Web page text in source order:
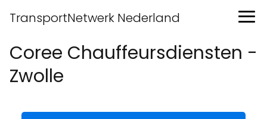
TransportNetwerk Nederland
Coree Chauffeursdiensten -
Zwolle